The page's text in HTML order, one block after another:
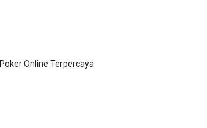
Online Terpercaya